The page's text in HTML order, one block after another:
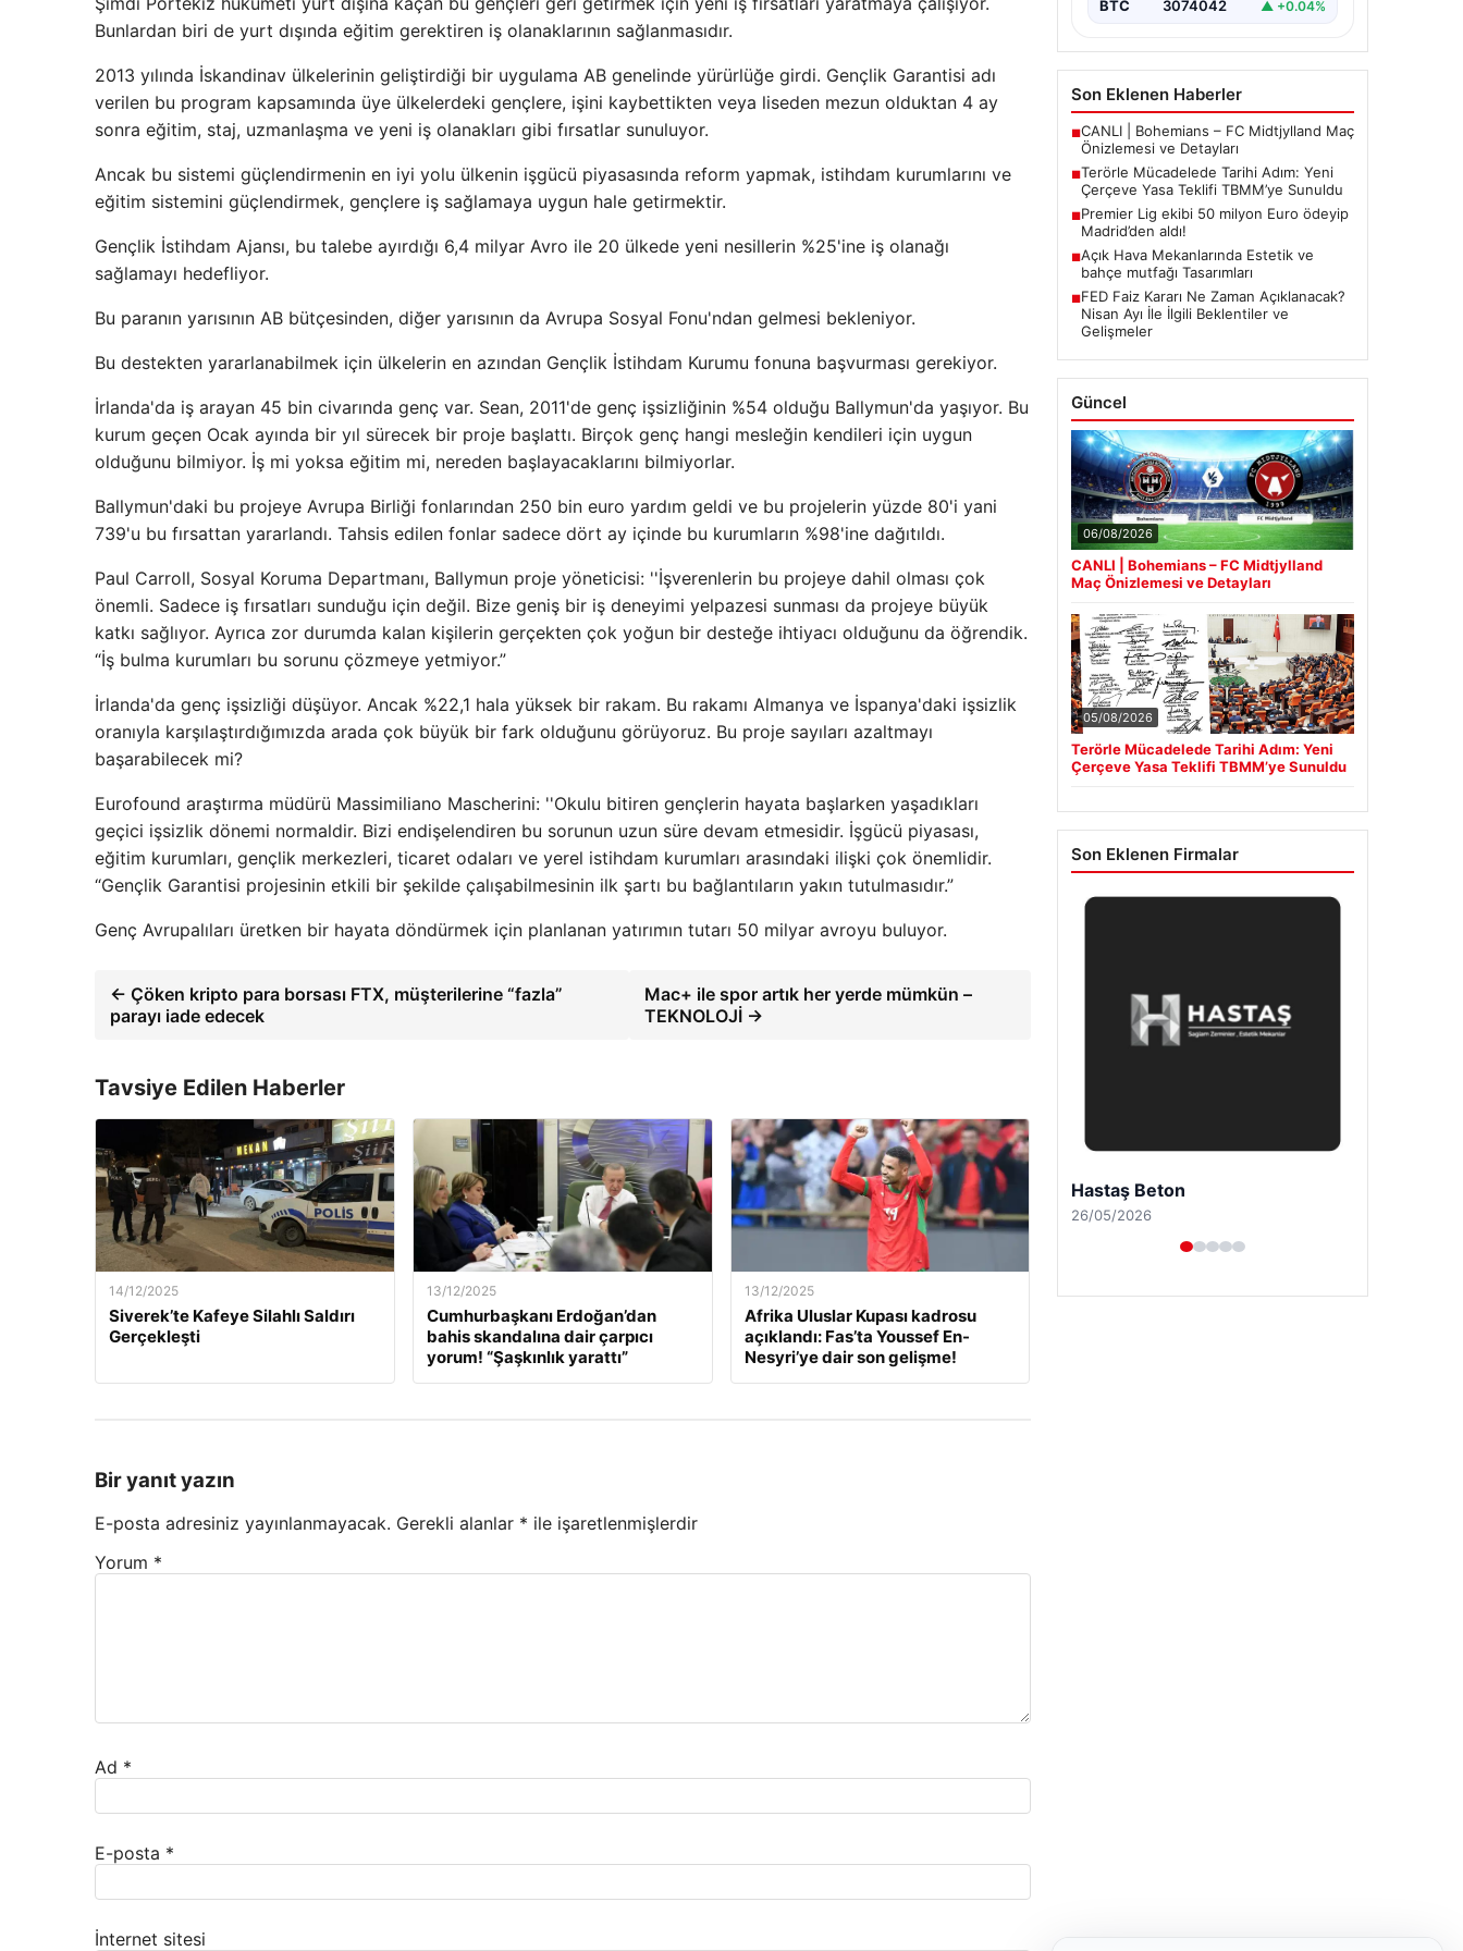
Bunlardan biri de yurt dışında eğitim gerektiren iş olanaklarının sağlanmasıdır.
2013 yılında İskandinav ülkelerinin geliştirdiği bir uygulama AB genelinde yürürlüğe girdi. Gençlik Garantisi adı
verilen bu program kapsamında üye ülkelerdeki gençlere, işini kaybettikten veya liseden mezun olduktan 4 ay
sonra eğitim, staj, uzmanlaşma ve yeni iş olanakları gibi fırsatlar sunuluyor.
Ancak bu sistemi güçlendirmenin en iyi yolu ülkenin işgücü piyasasında reform yapmak, istihdam kurumlarını ve
eğitim sistemini güçlendirmek, gençlere iş sağlamaya uygun hale getirmektir.
Gençlik İstihdam Ajansı, bu talebe ayırdığı 6,4 milyar Avro ile 20 ülkede yeni nesillerin %25'ine iş olanağı
sağlamayı hedefliyor.
Bu paranın yarısının AB bütçesinden, diğer yarısının da Avrupa Sosyal Fonu'ndan gelmesi bekleniyor.
Bu destekten yararlanabilmek için ülkelerin en azından Gençlik İstihdam Kurumu fonuna başvurması gerekiyor.
İrlanda'da iş arayan 45 bin civarında genç var. Sean, 2011'de genç işsizliğinin %54 olduğu Ballymun'da yaşıyor. Bu
kurum geçen Ocak ayında bir yıl sürecek bir proje başlattı. Birçok genç hangi mesleğin kendileri için uygun
olduğunu bilmiyor. İş mi yoksa eğitim mi, nereden başlayacaklarını bilmiyorlar.
Ballymun'daki bu projeye Avrupa Birliği fonlarından 250 bin euro yardım geldi ve bu projelerin yüzde 80'i yani
739'u bu fırsattan yararlandı. Tahsis edilen fonlar sadece dört ay içinde bu kurumların %98'ine dağıtıldı.
Paul Carroll, Sosyal Koruma Departmanı, Ballymun proje yöneticisi: ''İşverenlerin bu projeye dahil olması çok
önemli. Sadece iş fırsatları sunduğu için değil. Bize geniş bir iş deneyimi yelpazesi sunması da projeye büyük
katkı sağlıyor. Ayrıca zor durumda kalan kişilerin gerçekten çok yoğun bir desteğe ihtiyacı olduğunu da öğrendik.
“İş bulma kurumları bu sorunu çözmeye yetmiyor.”
İrlanda'da genç işsizliği düşüyor. Ancak %22,1 hala yüksek bir rakam. Bu rakamı Almanya ve İspanya'daki işsizlik
oranıyla karşılaştırdığımızda arada çok büyük bir fark olduğunu görüyoruz. Bu proje sayıları azaltmayı
başarabilecek mi?
Eurofound araştırma müdürü Massimiliano Mascherini: ''Okulu bitiren gençlerin hayata başlarken yaşadıkları
geçici işsizlik dönemi normaldir. Bizi endişelendiren bu sorunun uzun süre devam etmesidir. İşgücü piyasası,
eğitim kurumları, gençlik merkezleri, ticaret odaları ve yerel istihdam kurumları arasındaki ilişki çok önemlidir.
“Gençlik Garantisi projesinin etkili bir şekilde çalışabilmesinin ilk şartı bu bağlantıların yakın tutulmasıdır.”
Genç Avrupalıları üretken bir hayata döndürmek için planlanan yatırımın tutarı 50 milyar avroyu buluyor.
← Çöken kripto para borsası FTX, müşterilerine “fazla”
parayı iade edecek
Mac+ ile spor artık her yerde mümkün –
TEKNOLOJİ →
Tavsiye Edilen Haberler
14/12/2025
Siverek’te Kafeye Silahlı Saldırı
Gerçekleşti
13/12/2025
Cumhurbaşkanı Erdoğan’dan
bahis skandalına dair çarpıcı
yorum! “Şaşkınlık yarattı”
13/12/2025
Afrika Uluslar Kupası kadrosu
açıklandı: Fas’ta Youssef En-
Nesyri’ye dair son gelişme!
Bir yanıt yazın
E-posta adresiniz yayınlanmayacak. Gerekli alanlar * ile işaretlenmişlerdir
Yorum *
Ad *
E-posta *
İnternet sitesi
BTC 3074042 ▲ +0.04%
Son Eklenen Haberler
■CANLI | Bohemians – FC Midtjylland Maç
Önizlemesi ve Detayları
■Terörle Mücadelede Tarihi Adım: Yeni
Çerçeve Yasa Teklifi TBMM’ye Sunuldu
■Premier Lig ekibi 50 milyon Euro ödeyip
Madrid’den aldı!
■Açık Hava Mekanlarında Estetik ve
bahçe mutfağı Tasarımları
■FED Faiz Kararı Ne Zaman Açıklanacak?
Nisan Ayı İle İlgili Beklentiler ve
Gelişmeler
Güncel
06/08/2026
CANLI | Bohemians – FC Midtjylland
Maç Önizlemesi ve Detayları
05/08/2026
Terörle Mücadelede Tarihi Adım: Yeni
Çerçeve Yasa Teklifi TBMM’ye Sunuldu
Son Eklenen Firmalar
Enes Kaplan Avukatlık Bürosu
28/04/2026